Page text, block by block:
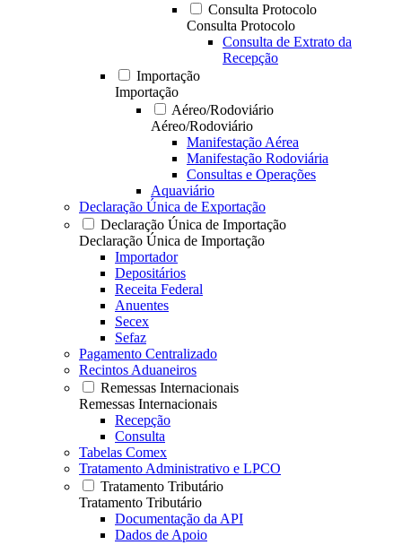
Consulta Protocolo
Consulta Protocolo
Consulta de Extrato da
Recepção
Importação
Importação
Aéreo/Rodoviário
Aéreo/Rodoviário
Manifestação Aérea
Manifestação Rodoviária
Consultas e Operações
Aquaviário
Declaração Única de Exportação
Declaração Única de Importação
Declaração Única de Importação
Importador
Depositários
Receita Federal
Anuentes
Secex
Sefaz
Pagamento Centralizado
Recintos Aduaneiros
Remessas Internacionais
Remessas Internacionais
Recepção
Consulta
Tabelas Comex
Tratamento Administrativo e LPCO
Tratamento Tributário
Tratamento Tributário
Documentação da API
Dados de Apoio